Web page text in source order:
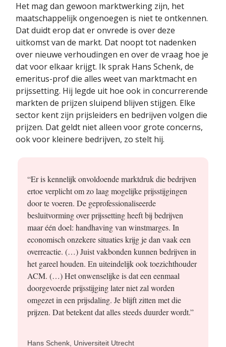
Het mag dan gewoon marktwerking zijn, het
maatschappelijk ongenoegen is niet te ontkennen.
Dat duidt erop dat er onvrede is over deze
uitkomst van de markt. Dat noopt tot nadenken
over nieuwe verhoudingen en over de vraag hoe je
dat voor elkaar krijgt. Ik sprak Hans Schenk, de
emeritus-prof die alles weet van marktmacht en
prijssetting. Hij legde uit hoe ook in concurrerende
markten de prijzen sluipend blijven stijgen. Elke
sector kent zijn prijsleiders en bedrijven volgen die
prijzen. Dat geldt niet alleen voor grote concerns,
ook voor kleinere bedrijven, zo stelt hij.
“Er is kennelijk onvoldoende marktdruk die bedrijven
ertoe verplicht om zo laag mogelijke prijsstijgingen
door te voeren. De geprofessionaliseerde
besluitvorming over prijssetting heeft bij bedrijven
maar één doel: handhaving van winstmarges. In
economisch onzekere situaties krijg je dan vaak een
overreactie. (…) Juist vakbonden kunnen bedrijven in
het gareel houden. En uiteindelijk ook toezichthouder
ACM. (…) Het onwenselijke is dat een eenmaal
doorgevoerde prijsstijging later niet zal worden
omgezet in een prijsdaling. Je blijft zitten met die
prijzen. Dat betekent dat alles steeds duurder wordt.”
Hans Schenk, Universiteit Utrecht